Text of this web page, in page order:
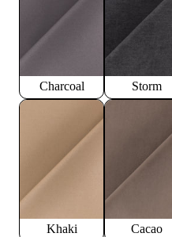
Charcoal Storm
Khaki
Cacao